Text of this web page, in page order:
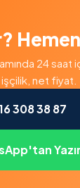
24
net fiyat.
308 38 87